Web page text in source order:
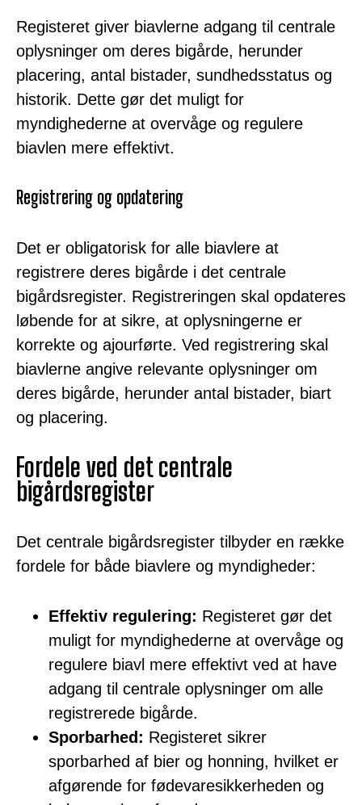
Registeret giver biavlerne adgang til centrale
oplysninger om deres bigårde, herunder
placering, antal bistader, sundhedsstatus og
historik. Dette gør det muligt for
myndighederne at overvåge og regulere
biavlen mere effektivt.
Registrering og opdatering
Det er obligatorisk for alle biavlere at
registrere deres bigårde i det centrale
bigårdsregister. Registreringen skal opdateres
løbende for at sikre, at oplysningerne er
korrekte og ajourførte. Ved registrering skal
biavlerne angive relevante oplysninger om
deres bigårde, herunder antal bistader, biart
og placering.
Fordele ved det centrale
bigårdsregister
Det centrale bigårdsregister tilbyder en række
fordele for både biavlere og myndigheder:
Effektiv regulering: Registeret gør det
muligt for myndighederne at overvåge og
regulere biavl mere effektivt ved at have
adgang til centrale oplysninger om alle
registrerede bigårde.
Sporbarhed: Registeret sikrer
sporbarhed af bier og honning, hvilket er
afgørende for fødevaresikkerheden og